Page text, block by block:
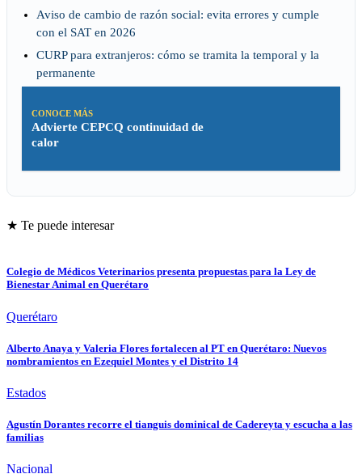
Aviso de cambio de razón social: evita errores y cumple
con el SAT en 2026
CURP para extranjeros: cómo se tramita la temporal y la
permanente
CONOCE MÁS
Advierte CEPCQ continuidad de
calor
★ Te puede interesar
Colegio de Médicos Veterinarios presenta propuestas para la Ley de
Bienestar Animal en Querétaro
Querétaro
Alberto Anaya y Valeria Flores fortalecen al PT en Querétaro: Nuevos
nombramientos en Ezequiel Montes y el Distrito 14
Estados
Agustín Dorantes recorre el tianguis dominical de Cadereyta y escucha a las
familias
Nacional